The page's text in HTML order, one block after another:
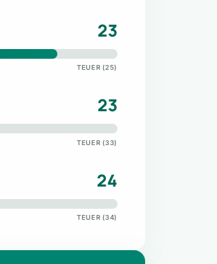
23
TEUER (25)
23
TEUER (33)
24
TEUER (34)